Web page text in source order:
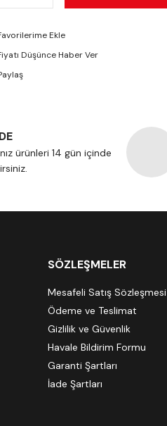
Düşünce Haber Ver
ürünleri 14 gün içinde
SÖZLEŞMELER
Mesafeli Satış Sözleşmesi
Ödeme ve Teslimat
Gizlilik ve Güvenlik
Havale Bildirim Formu
Garanti Şartları
İade Şartları